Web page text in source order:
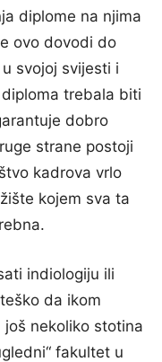
diplome na njima
ovo dovodi do
svojoj svijesti i
trebala biti
dobro
strane postoji
kadrova vrlo
kojem sva ta
indiologiju ili
da ikom
nekoliko stotina
fakultet u